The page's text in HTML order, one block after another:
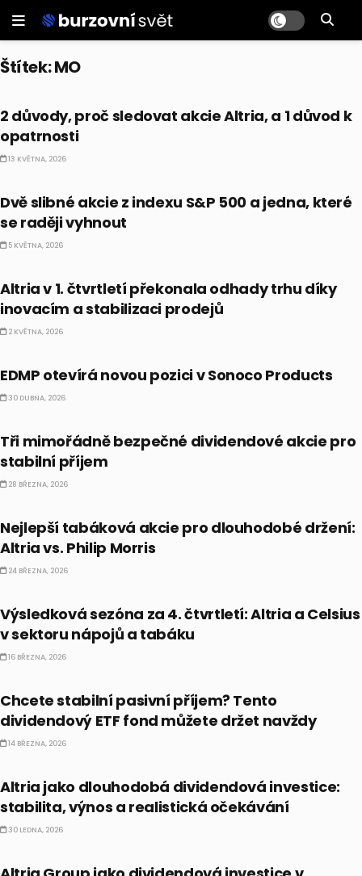
Štítek:MO
2 důvody, proč sledovat akcie Altria, a 1 důvod k
opatrnosti
13 KVĚTNA, 2026
Dvě slibné akcie z indexu S&P 500 a jedna, které
se raději vyhnout
5 KVĚTNA, 2026
Altria v 1. čtvrtletí překonala odhady trhu díky
inovacím a stabilizaci prodejů
2 KVĚTNA, 2026
EDMP otevírá novou pozici v Sonoco Products
30 DUBNA, 2026
Tři mimořádně bezpečné dividendové akcie pro
stabilní příjem
28 BŘEZNA, 2026
Nejlepší tabáková akcie pro dlouhodobé držení:
Altria vs. Philip Morris
24 BŘEZNA, 2026
Výsledková sezóna za 4. čtvrtletí: Altria a Celsius
v sektoru nápojů a tabáku
16 BŘEZNA, 2026
Chcete stabilní pasivní příjem? Tento
dividendový ETF fond můžete držet navždy
14 BŘEZNA, 2026
Altria jako dlouhodobá dividendová investice:
stabilita, výnos a realistická očekávání
30 LEDNA, 2026